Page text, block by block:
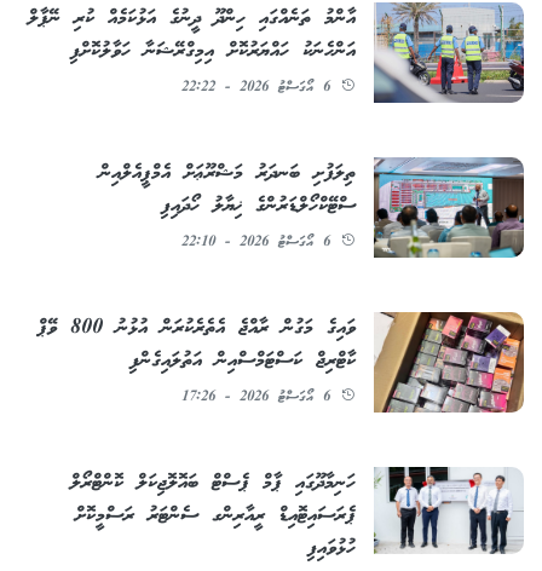
އާންމު ތަނެއްގައި ހިންދޫ ދީނުގެ އަޅުކަމެއް ކުރި ނޭޕާލް
އަންހެނަކު ހައްޔަރުކޮށް އިމިގްރޭޝަނާ ހަވާލުކޮށްފި
6 އޯގަސްޓު 2026 - 22:22
ތިލަފުށި ބަނދަރު މަޝްރޫޢަށް އެމްޕީއެލްއިން
ސްޓޭކްހޯލްޑަރުންގެ ޚިޔާލު ހޯދައިފި
6 އޯގަސްޓު 2026 - 22:10
ވައިގެ މަގުން ރާއްޖެ އެތެރެކުރަން އުޅުނު 800 ވޭޕް
ކާޓްރިޖް ކަސްޓަމްސްއިން އަތުލައިގެންފި
6 އޯގަސްޓު 2026 - 17:26
ހަނިމާދޫގައި ޕާމް ޕެސްޓް ބައޮލޮޖިކަލް ކޮންޓްރޯލް
ޕެރަސައިޓޮއިޑް ރީއާރިންގ ސެންޓަރު ރަސްމީކޮށް
ހުޅުވައިފި